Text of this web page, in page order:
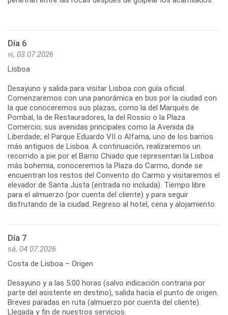
Día 6
vi, 03.07.2026
Lisboa
Desayuno y salida para visitar Lisboa con guía oficial.
Comenzaremos con una panorámica en bus por la ciudad con
la que conoceremos sus plazas, como la del Marqués de
Pombal, la de Restauradores, la del Rossio o la Plaza
Comercio; sus avenidas principales como la Avenida da
Liberdade; el Parque Eduardo VII o Alfama, uno de los barrios
más antiguos de Lisboa. A continuación, realizaremos un
recorrido a pie por el Barrio Chiado que representan la Lisboa
más bohemia, conoceremos la Plaza do Carmo, donde se
encuentran los restos del Convento do Carmo y visitaremos el
elevador de Santa Justa (entrada no incluida). Tiempo libre
para el almuerzo (por cuenta del cliente) y para seguir
disfrutando de la ciudad. Regreso al hotel, cena y alojamiento.
Día 7
sá, 04.07.2026
Costa de Lisboa – Origen
Desayuno y a las 5:00 horas (salvo indicación contraria por
parte del asistente en destino), salida hacia el punto de origen.
Breves paradas en ruta (almuerzo por cuenta del cliente).